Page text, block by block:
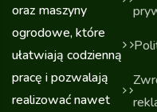
oraz maszyny
ogrodowe, które
ułatwiają codzienną
pracę i pozwalają
realizować nawet